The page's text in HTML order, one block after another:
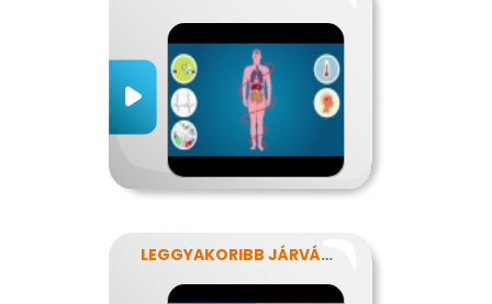
LEGGYAKORIBB JÁRVÁNYUNK